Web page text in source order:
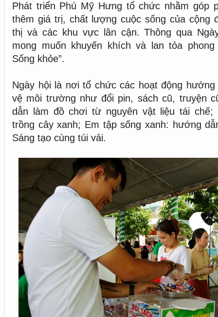
Phát triển Phú Mỹ Hưng tổ chức nhằm góp
thêm giá trị, chất lượng cuộc sống của cộng
thị và các khu vực lân cận. Thông qua
mong muốn khuyến khích và lan tỏa
Sống khỏe”.
Ngày hội là nơi tổ chức các hoạt động hướng
vệ môi trường như đổi pin, sách cũ, truyện
dẫn làm đồ chơi từ nguyên vật liệu tái chế;
trồng cây xanh; Em tập sống xanh: hướng
Sáng tạo cùng túi vải.